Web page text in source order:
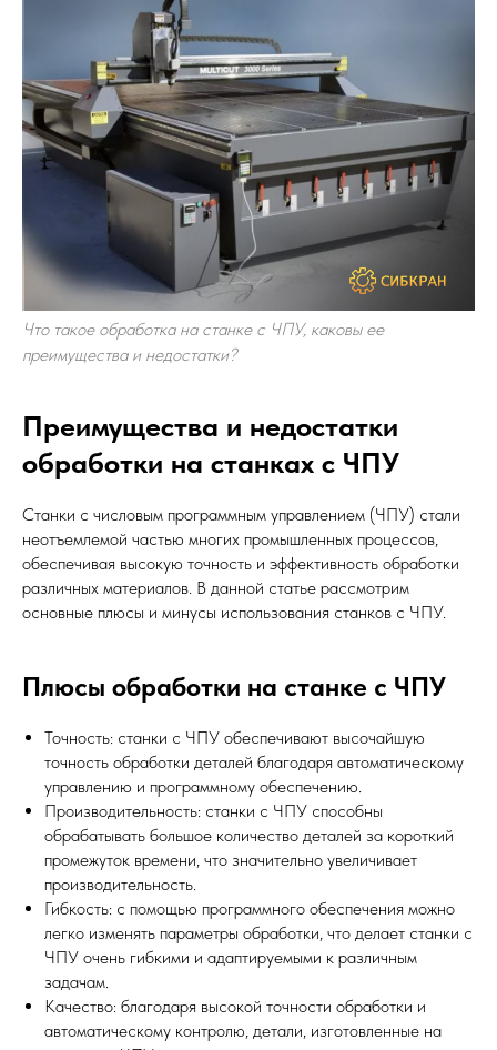
Что такое обработка на станке с ЧПУ, каковы ее
преимущества и недостатки?
Преимущества и недостатки
обработки на станках с ЧПУ
Станки с числовым программным управлением (ЧПУ) стали
неотъемлемой частью многих промышленных процессов,
обеспечивая высокую точность и эффективность обработки
различных материалов. В данной статье рассмотрим
основные плюсы и минусы использования станков с ЧПУ.
Плюсы обработки на станке с ЧПУ
Точность: станки с ЧПУ обеспечивают высочайшую
точность обработки деталей благодаря автоматическому
управлению и программному обеспечению.
Производительность: станки с ЧПУ способны
обрабатывать большое количество деталей за короткий
промежуток времени, что значительно увеличивает
производительность.
Гибкость: с помощью программного обеспечения можно
легко изменять параметры обработки, что делает станки с
ЧПУ очень гибкими и адаптируемыми к различным
задачам.
Качество: благодаря высокой точности обработки и
автоматическому контролю, детали, изготовленные на